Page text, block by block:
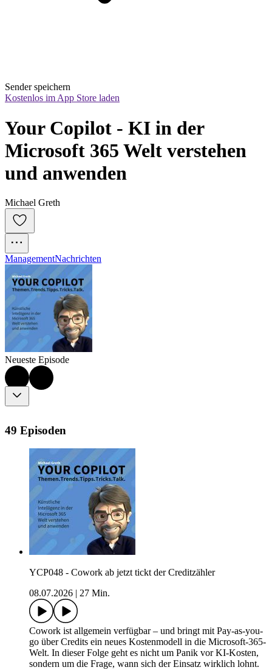
Sender speichern
Kostenlos im App Store laden
Your Copilot - KI in der
Microsoft 365 Welt verstehen
und anwenden
Michael Greth
ManagementNachrichten
Neueste Episode
49 Episoden
YCP048 - Cowork ab jetzt tickt der Creditzähler
08.07.2026
27 Min.
Cowork ist allgemein verfügbar – und bringt mit Pay-as-you-
go über Credits ein neues Kostenmodell in die Microsoft-365-
Welt. In dieser Folge geht es nicht um Panik vor KI-Kosten,
sondern um die Frage, wann sich der Einsatz wirklich lohnt.